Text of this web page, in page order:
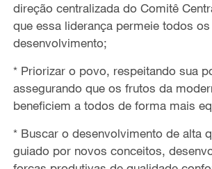
direção centralizada do Comitê
que essa liderança permeie todos
desenvolvimento;
* Priorizar o povo, respeitando sua
assegurando que os frutos da
beneficiem a todos de forma mais
* Buscar o desenvolvimento de alta
guiado por novos conceitos,